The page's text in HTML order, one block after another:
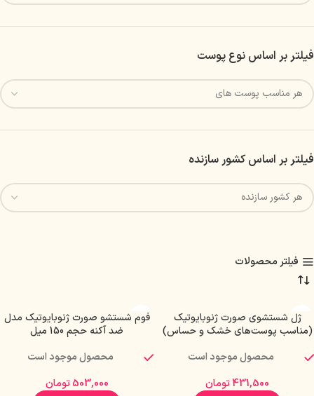
فیلتر بر اساس نوع پوست
فیلتر بر اساس کشور سازنده
فیلتر محصولات
ژل شستشوی صورت ژنوبایوتیک
(مناسب پوست‌های خشک و حساس)
محصول موجود است
431,500تومان
فوم شستشو صورت ژنوبایوتیک مدل
ضد آکنه حجم 150 میل
محصول موجود است
503,000 تومان